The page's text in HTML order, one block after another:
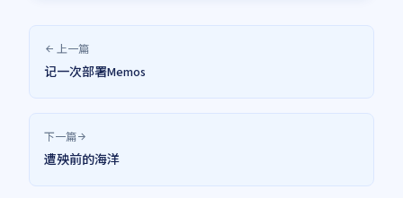
上一篇
记一次部署Memos
下一篇
遭殃前的海洋